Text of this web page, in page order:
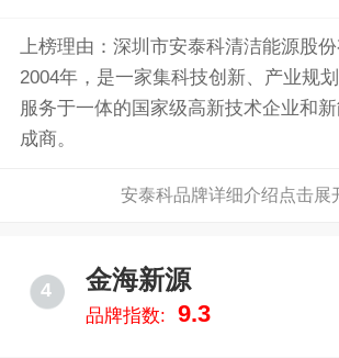
上榜理由：深圳市安泰科清洁能源股
2004年，是一家集科技创新、产业规
服务于一体的国家级高新技术企业和
成商。
安泰科品牌详细介绍点击展
4 金海新源
品牌指数: 9.3